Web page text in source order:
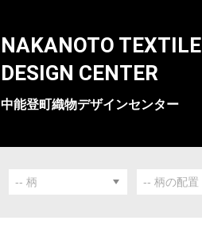
NAKANOTO TEXTILE
DESIGN CENTER
中能登町織物デザインセンター